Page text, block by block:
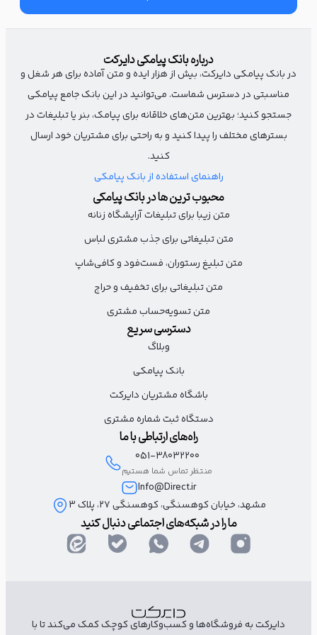
مناسبت‌ها بهترین فرصت‌اند تا دوباره انگیزه را در مخاطب بیدار کنید. از
استفاده کنید تا حس تازگی و انگیزه در پیام زنده بماند و مشتریان هم
به ثبت‌نام ترغیب شوند.
تابستون رو با بدن ایده‌آلت شروع کن ☀️
تخفیف ویژه ثبت‌نام فقط تا پایان هفته 💪
درباره بانک پیامکی دایرکت
در بانک پیامکی دایرکت، بیش از هزار ایده و متن آماده برای هر شغل و
مناسبتی در دسترس شماست. می‌توانید در این بانک جامع پیامکی
جستجو کنید؛ بهترین متن‌های خلاقانه برای پیامک، بنر یا تبلیغات در
بسترهای مختلف را پیدا کنید و به راحتی برای مشتریان خود ارسال
کنید.
راهنمای استفاده از بانک پیامکی
محبوب ترین ها در بانک پیامکی
متن زیبا برای تبلیغات آرایشگاه زنانه
متن تبلیغاتی برای جذب مشتری لباس
متن تبلیغ رستوران، فست‌فود و کافی‌شاپ
متن تبلیغاتی برای تخفیف و حراج
متن تسویه‌حساب مشتری
دسترسی سریع
وبلاگ
بانک پیامکی
باشگاه مشتریان دایرکت
دستگاه ثبت شماره مشتری
راه‌های ارتباطی با ما
051-38032200
منتظر تماس شما هستیم
Info@Direct.ir
مشهد، خیابان کوهسنگی، کوهسنگی ۲۷، پلاک 3
ما را در شبکه‌های اجتماعی دنبال کنید
دایرکت به فروشگاه‌ها و کسب‌وکارهای کوچک کمک می‌کند تا با